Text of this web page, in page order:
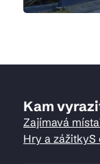
Kam
Zajímavá místa
Hry a zážitkyS